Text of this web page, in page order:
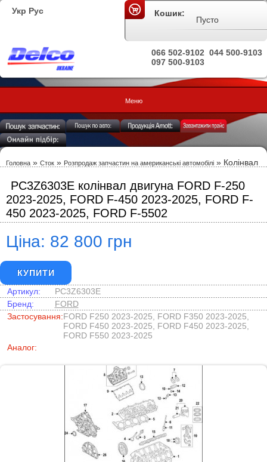
Укр Рус
044 500-9103
066 502-9102
097 500-9103
Кошик:
Пусто
Меню
Головна » Сток » Розпродаж запчастин на американські автомобілі » Колінвал
PC3Z6303E колінвал двигуна FORD F-250
2023-2025, FORD F-450 2023-2025, FORD F-
450 2023-2025, FORD F-5502
Ціна: 82 800 грн
КУПИТИ
Артикул:
PC3Z6303E
Бренд:
FORD
Застосування:FORD F250 2023-2025, FORD F350 2023-2025,
FORD F450 2023-2025, FORD F450 2023-2025,
FORD F550 2023-2025
Аналог: